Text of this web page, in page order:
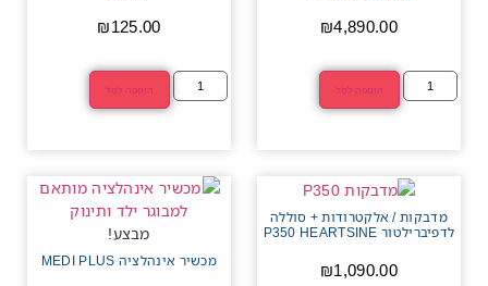
₪4,890.00
הוספה לסל
₪125.00
הוספה לסל
מדבקות / אלקטרודות + סוללה
לדפיברילטור P350 HEARTSINE
₪1,090.00
מבצע!
מכשיר אינהלציה MEDI PLUS